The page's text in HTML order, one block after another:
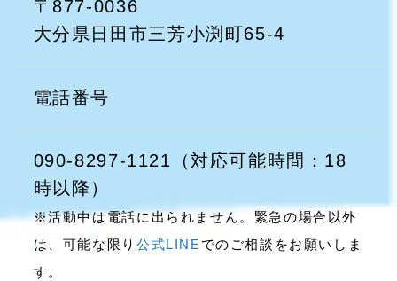
〒877-0036
大分県日田市三芳小渕町65-4
電話番号
090-8297-1121（対応可能時間：18
時以降）
※活動中は電話に出られません。緊急の場合以外
は、可能な限り 公式LINE でのご相談をお願いしま
す。